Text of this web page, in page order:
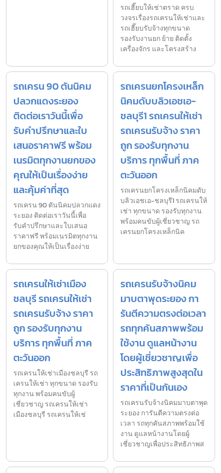
รถเฮี๊ยบให้เช่าตราด ครบ
วงจรเรื่องรถเครนให้เช่าและ
รถเฮี๊ยบรับจ้างทุกขนาด
รองรับงานยก ย้าย ติดตั้ง
เครื่องจักร และโครงสร้าง
รถเครน 90 ตันนิคม
ปลวกแดงระยอง
ติดต่อเราวันนี้เพื่อ
รับคำปรึกษาและใบ
เสนอราคาฟรี พร้อม
เนรมิตทุกงานยกของ
คุณให้เป็นเรื่องง่าย
และคุ้มค่าที่สุด
รถเครน 90 ตันนิคมปลวกแดง
ระยอง ติดต่อเราวันนี้เพื่อ
รับคำปรึกษาและใบเสนอ
ราคาฟรี พร้อมเนรมิตทุกงาน
ยกของคุณให้เป็นเรื่องง่าย
รถเครนยกโครงเหล็ก
นิคมดับบลิวเอชเอ-
ชลบุรี1 รถเครนให้เช่า
รถเครนรับจ้าง ราคา
ถูก รองรับทุกงาน
บริการ ทุกพื้นที่ ภาค
ตะวันออก
รถเครนยกโครงเหล็กนิคมดับ
บลิวเอชเอ-ชลบุรี1 รถเครนให้
เช่า ทุกขนาด รองรับทุกงาน
พร้อมคนขับผู้เชี่ยวชาญ รถ
เครนยกโครงเหล็กนิค
รถเครนให้เช่าเมือง
ชลบุรี รถเครนให้เช่า
รถเครนรับจ้าง ราคา
ถูก รองรับทุกงาน
บริการ ทุกพื้นที่ ภาค
ตะวันออก
รถเครนให้เช่าเมืองชลบุรี รถ
เครนให้เช่า ทุกขนาด รองรับ
ทุกงาน พร้อมคนขับผู้
เชี่ยวชาญ รถเครนให้เช่า
เมืองชลบุรี รถเครนให้เช่
รถเครนรับจ้างนิคม
มาบตาพุดระยอง กา
รันตีความตรงต่อเวลา
รถทุกคันสภาพพร้อม
ใช้งาน ดูแลหน้างาน
โดยผู้เชี่ยวชาญเพื่อ
ประสิทธิภาพสูงสุดใน
ราคาที่เป็นกันเอง
รถเครนรับจ้างนิคมมาบตาพุด
ระยอง การันตีความตรงต่อ
เวลา รถทุกคันสภาพพร้อมใช้
งาน ดูแลหน้างานโดยผู้
เชี่ยวชาญเพื่อประสิทธิภาพส